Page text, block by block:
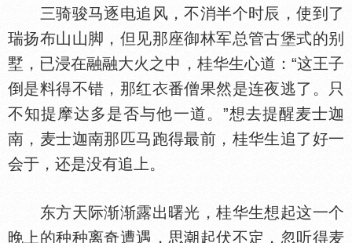
三骑骏马逐电追风，不消半个时辰，使到了
瑞扬布山山脚，但见那座御林军总管古堡式的别
墅，已浸在融融大火之中，桂华生心道：“这王子
倒是料得不错，那红
番僧果然是连夜逃了。只
不知提摩达多是否与他一道。”想去提醒麦士迦
南，麦士迦南那匹马跑得最前，桂华生追了好一
会于，还是没有追上。
东方天际渐渐露出曙光，桂华生想起这一个
晚上的种种离奇遭遇，思
起伏不定，忽听得麦